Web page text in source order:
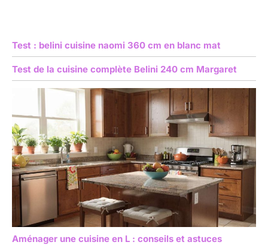
Test : belini cuisine naomi 360 cm en blanc mat
Test de la cuisine complète Belini 240 cm Margaret
Aménager une cuisine en L : conseils et astuces